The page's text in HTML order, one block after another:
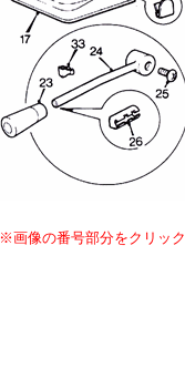
※画像の番号部分をクリッ